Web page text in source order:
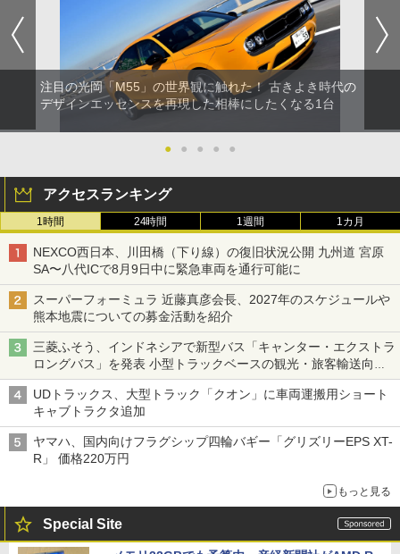
注目の光岡「M55」の世界観に触れた！ 古きよき時代の
デザインエッセンスを再現した相棒にしたくなる1台
● ● ● ● ●
アクセスランキング
1時間 24時間 1週間 1カ月
NEXCO西日本、川田橋（下り線）の復旧状況公開 九州道 宮原
SA〜八代ICで8月9日中に緊急車両を通行可能に
スーパーフォーミュラ 近藤真彦会長、2027年のスケジュールや
熊本地震についての募金活動を紹介
三菱ふそう、インドネシアで新型バス「キャンター・エクストラ
ロングバス」を発表 小型トラックベースの観光・旅客輸送向け
バス
UDトラックス、大型トラック「クオン」に車両運搬用ショート
キャブトラクタ追加
ヤマハ、国内向けフラグシップ四輪バギー「グリズリーEPS XT-
R」 価格220万円
もっと見る
Special Site